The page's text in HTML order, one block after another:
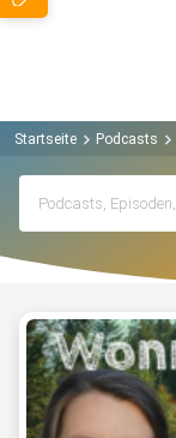
Startseite Podcasts